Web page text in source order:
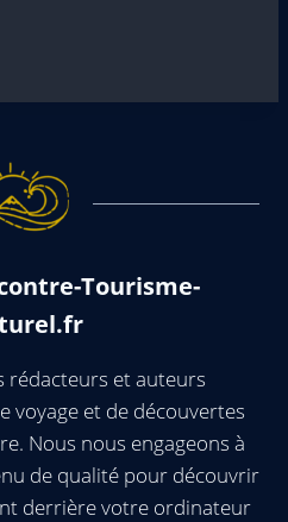
Tourisme-
rédacteurs et auteurs
voyage et de découvertes
Nous nous engageons à
de qualité pour découvrir
derrière votre ordinateur